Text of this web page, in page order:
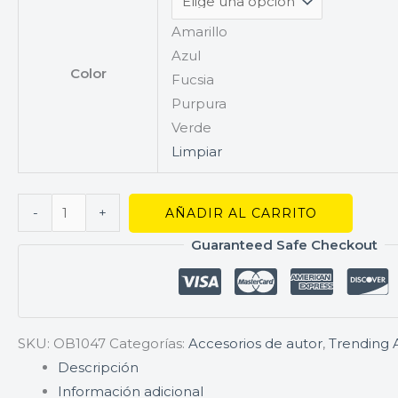
Color
Amarillo
Azul
Fucsia
Purpura
Verde
Limpiar
- + AÑADIR AL CARRITO
Guaranteed Safe Checkout
SKU: OB1047 Categorías: Accesorios de autor, Trending
Descripción
Información adicional